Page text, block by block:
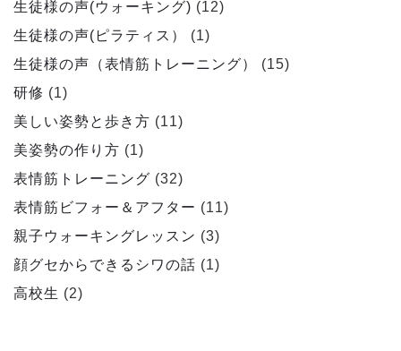
生徒様の声(ウォーキング) (12)
生徒様の声(ピラティス）
(1)
生徒様の声（表情筋トレーニング）
(15)
研修 (1)
美しい姿勢と歩き方 (11)
美姿勢の作り方 (1)
表情筋トレーニング (32)
表情筋ビフォー＆アフター (11)
親子ウォーキングレッスン (3)
顔グセからできるシワの話 (1)
高校生 (2)